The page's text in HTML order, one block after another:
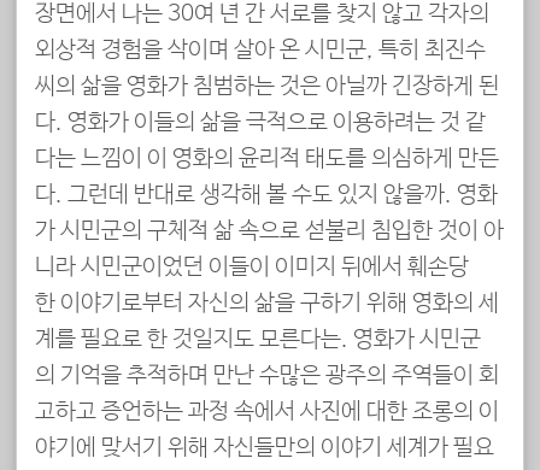
장면에서 나는 30여 년 간 서로를 찾지 않고 각자의
외상적 경험을 삭이며 살아 온 시민군, 특히 최진수
씨의 삶을 영화가 침범하는 것은 아닐까 긴장하게 된
다. 영화가 이들의 삶을 극적으로 이용하려는 것 같
다는 느낌이 이 영화의 윤리적 태도를 의심하게 만든
다. 그런데 반대로 생각해 볼 수도 있지 않을까. 영화
가 시민군의 구체적 삶 속으로 섣불리 침입한 것이 아
니라 시민군이었던 이들이 이미지 뒤에서 훼손당
한 이야기로부터 자신의 삶을 구하기 위해 영화의 세
계를 필요로 한 것일지도 모른다는. 영화가 시민군
의 기억을 추적하며 만난 수많은 광주의 주역들이 회
고하고 증언하는 과정 속에서 사진에 대한 조롱의 이
야기에 맞서기 위해 자신들만의 이야기 세계가 필요